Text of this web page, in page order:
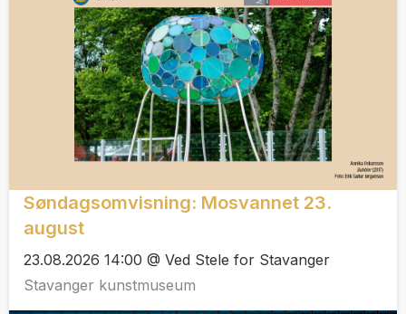
Søndagsomvisning: Mosvannet 23.
august
23.08.2026 14:00 @ Ved Stele for Stavanger
Stavanger kunstmuseum